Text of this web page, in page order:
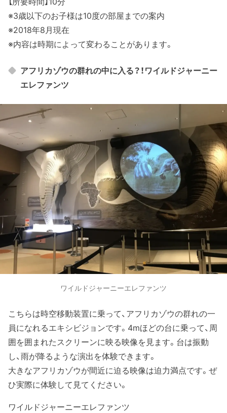
※3歳以下のお子様は10度の部屋までの案内
※2018年8月現在
※内容は時期によって変わることがあります。
アフリカゾウの群れの中に入る？！ワイルドジャーニー
エレファンツ
ワイルドジャーニーエレファンツ
こちらは時空移動装置に乗って、アフリカゾウの群れの一
員になれるエキシビジョンです。4mほどの台に乗って、周
囲を囲まれたスクリーンに映る映像を見ます。台は振動
し、雨が降るような演出を体験できます。
大きなアフリカゾウが間近に迫る映像は迫力満点です。ぜ
ひ実際に体験して見てください。
ワイルドジャーニーエレファンツ